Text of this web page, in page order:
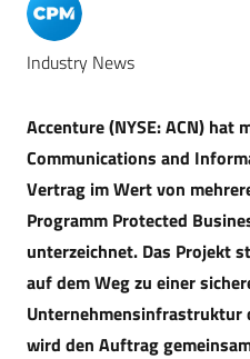
Industry News
Accenture (NYSE: ACN) hat
Communications and
Vertrag im Wert von
Programm Protected
unterzeichnet. Das Projekt
auf dem Weg zu einer
Unternehmensinfrastruktur
wird den Auftrag